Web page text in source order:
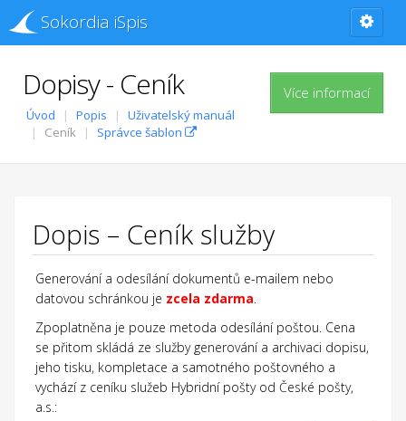
Sokordia iSpis
Více informací
Dopisy - Ceník
Úvod Popis
Uživatelský manuál
Ceník
Správce šablon
Dopis – Ceník služby
Generování a odesílání dokumentů e-mailem nebo
datovou schránkou je zcela zdarma.
Zpoplatněna je pouze metoda odesílání poštou. Cena
se přitom skládá ze služby generování a archivaci dopisu,
jeho tisku, kompletace a samotného poštovného a
vychází z ceníku služeb Hybridní pošty od České pošty,
a.s.: